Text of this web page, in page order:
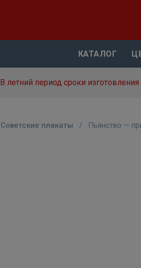
КАТАЛОГ
В летний период сроки
Советские плакаты / Пьянство —